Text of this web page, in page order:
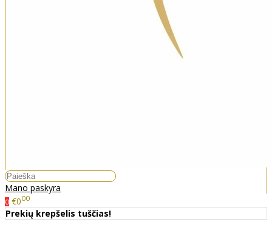
Mano paskyra
0 €000
Prekių krepšelis tuščias!